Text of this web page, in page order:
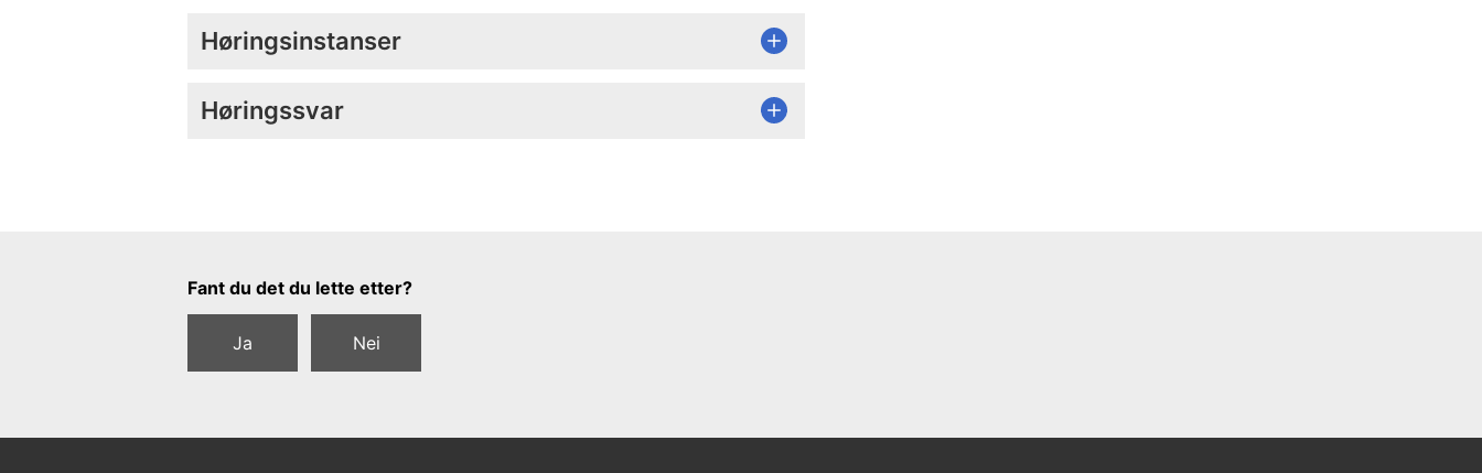
Høringsinstanser
Høringssvar
Tilbakemeldingsskjema
Fant du det du lette etter?
Ja Nei